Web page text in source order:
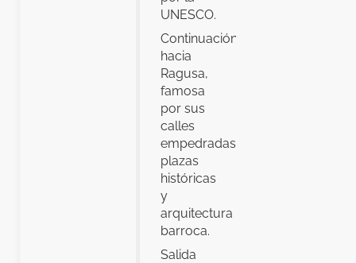
UNESCO.
Continuación
hacia
Ragusa,
famosa
por sus
calles
empedradas,
plazas
históricas
y
arquitectura
barroca.
Salida